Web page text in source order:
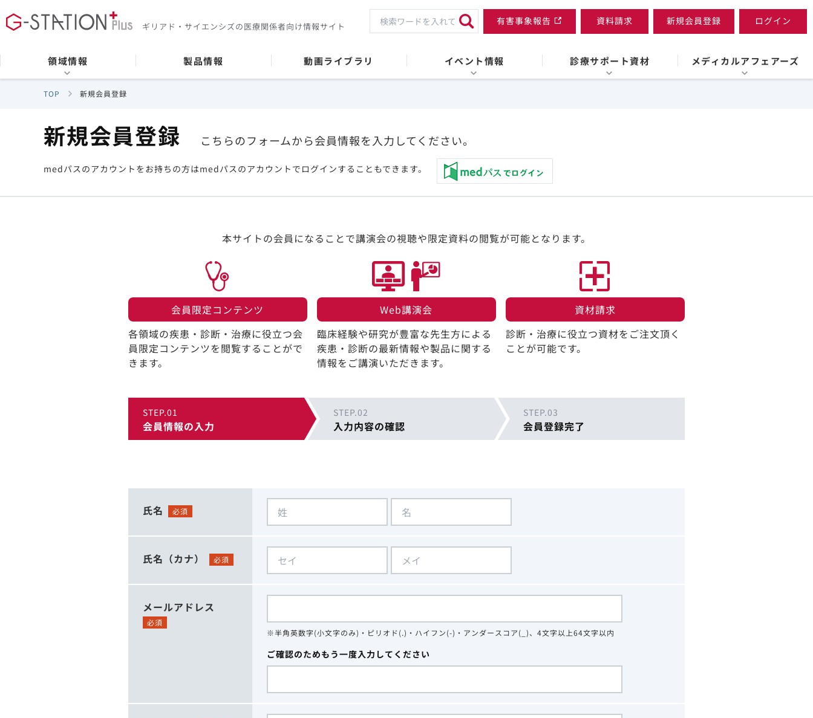
ギリアド・サイエンシズの医療関係者向け情報サイト 有害事象報告 資料請求 新規会員登録 ログイン
領域情報 製品情報 動画ライブラリ イベント情報 診療サポート資材 メディカルアフェアーズ
TOP 新規会員登録
新規会員登録 こちらのフォームから会員情報を入力してください。
medパスのアカウントをお持ちの方はmedパスのアカウントでログインすることもできます。
本サイトの会員になることで講演会の視聴や限定資料の閲覧が可能となります。
会員限定コンテンツ​
各領域の疾患・診断・治療に役立つ会
員限定コンテンツを閲覧することがで
きます。​
Web講演会​
臨床経験や研究が豊富な先生方による
疾患・診断の最新情報や製品に関する
情報をご講演いただきます。
資材請求​
診断・治療に役立つ資材をご注文頂く
ことが可能です。
STEP.01
会員情報の入力
STEP.02
入力内容の確認
STEP.03
会員登録完了
氏名 必須
氏名（カナ） 必須
メールアドレス
必須
※半角英数字(小文字のみ)・ピリオド(.)・ハイフン(-)・アンダースコア(_)、4文字以上64文字以内
ご確認のためもう一度入力してください